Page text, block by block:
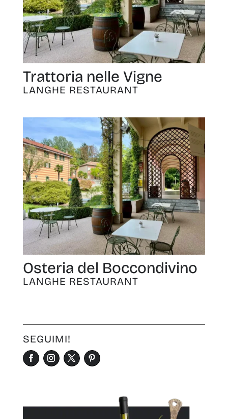
Trattoria nelle Vigne
LANGHE RESTAURANT
Osteria del Boccondivino
LANGHE RESTAURANT
SEGUIMI!